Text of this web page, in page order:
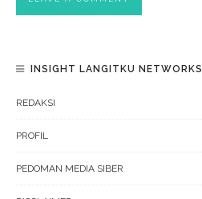
INSIGHT LANGITKU NETWORKS
REDAKSI
PROFIL
PEDOMAN MEDIA SIBER